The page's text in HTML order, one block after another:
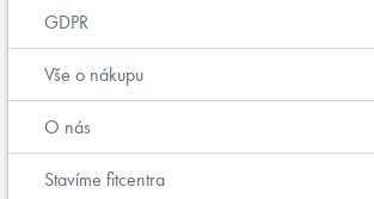
GDPR
Vše o nákupu
O nás
Stavíme fitcentra